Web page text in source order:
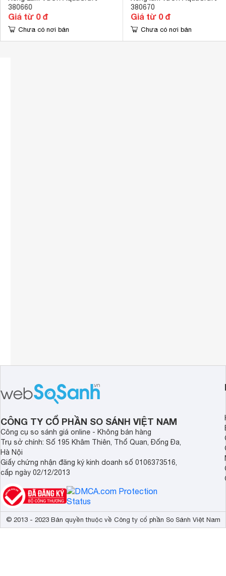
380660
Giá từ 0 đ
Chưa có nơi bán
380670
Giá từ 0 đ
Chưa có nơi bán
CÔNG TY CỔ PHẦN SO SÁNH VIỆT NAM
Công cụ so sánh giá online - Không bán hàng
Trụ sở chính: Số 195 Khâm Thiên, Thổ Quan, Đống Đa,
Hà Nội
Giấy chứng nhận đăng ký kinh doanh số 0106373516,
cấp ngày 02/12/2013
© 2013 - 2023 Bản quyền thuộc về Công ty cổ phần So Sánh Việt Nam